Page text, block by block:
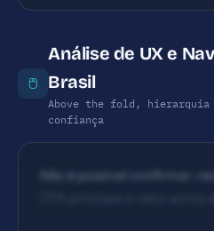
🖱️
Análise de UX e
Brasil
Above the fold,
confiança
Não é possível confirmar;